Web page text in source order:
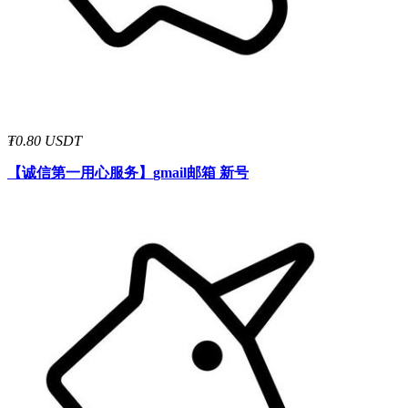
₮0.80 USDT
【诚信第一用心服务】 gmail邮箱 新号